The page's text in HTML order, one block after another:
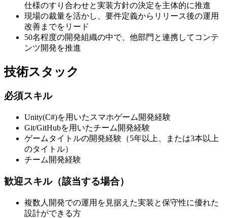
仕様のすり合わせと実装方針の決定を主体的に推進
現場の裁量を活かし、要件定義からリリース後の運用
改善までをリード
50名程度の開発組織の中で、他部門と連携してコンテ
ンツ開発を推進
技術スタック
必須スキル
Unity(C#)を用いたスマホゲーム開発経験
Git/GitHubを用いたチーム開発経験
ゲームタイトルの開発経験（5年以上、または3本以上
のタイトル）
チーム開発経験
歓迎スキル（該当する場合）
複数人開発での運用を見据えた実装と保守性に優れた
設計ができる方